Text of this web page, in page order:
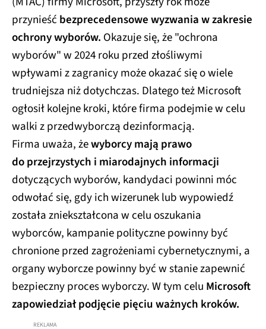
przynieść bezprecedensowe wyzwania w zakresie
ochrony wyborów. Okazuje się, że "ochrona
wyborów" w 2024 roku przed złośliwymi
wpływami z zagranicy może okazać się o wiele
trudniejsza niż dotychczas. Dlatego też Microsoft
ogłosił kolejne kroki, które firma podejmie w celu
walki z przedwyborczą dezinformacją.
Firma uważa, żewyborcy mają prawo
do przejrzystych i miarodajnych informacji
dotyczących wyborów, kandydaci powinni móc
odwołać się, gdy ich wizerunek lub wypowiedź
została zniekształcona w celu oszukania
wyborców, kampanie polityczne powinny być
chronione przed zagrożeniami cybernetycznymi, a
organy wyborcze powinny być w stanie zapewnić
bezpieczny proces wyborczy. W tym celu Microsoft
zapowiedział podjęcie pięciu ważnych kroków.